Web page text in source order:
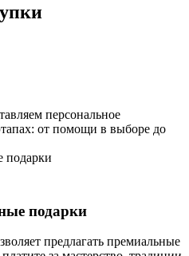
персональное
от помощи в выборе до
подарки
предлагать премиальные